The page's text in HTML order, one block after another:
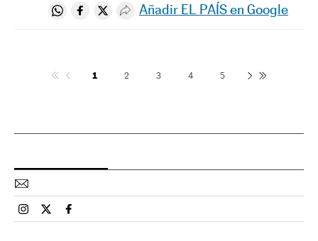
Compartir en Whatsapp
Compartir en Facebook
Compartir en Twitter
Desplegar Redes Sociales
Añadir EL PAÍS en Google
1 2 3 4 5
Esportes El País Brasil en Instagram
Esportes El País Brasil en Twitter
Esportes El País Brasil en Facebook